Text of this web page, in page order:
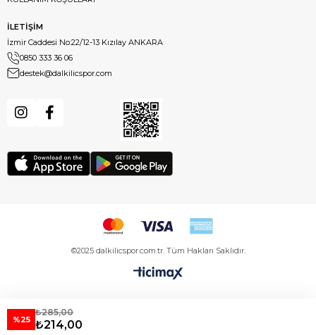
İLETİŞİM
İzmir Caddesi No:22/12-13 Kızılay ANKARA
0850 333 36 06
destek@dalkilicspor.com
©2025 dalkilicspor.com.tr. Tüm Hakları Saklıdır.
%25
₺285,00
₺214,00